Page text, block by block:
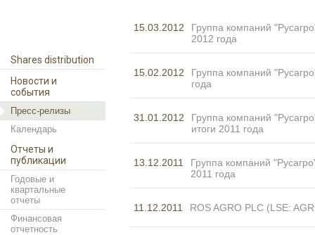
Shares distribution
Новости и
события
Пресс-релизы
Календарь
Отчеты и
публикации
Годовые и
квартальные
отчеты
Финансовая
отчетность
15.03.2012
Группа компаний
2012 года
15.02.2012
Группа компаний
года
31.01.2012
Группа компаний
итоги 2011 года
13.12.2011
Группа компаний
2011 года
11.12.2011 ROS AGRО PLC (LSE: